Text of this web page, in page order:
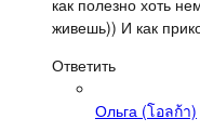
живешь)) И как
Ответить
Ольга (โอลก้า)